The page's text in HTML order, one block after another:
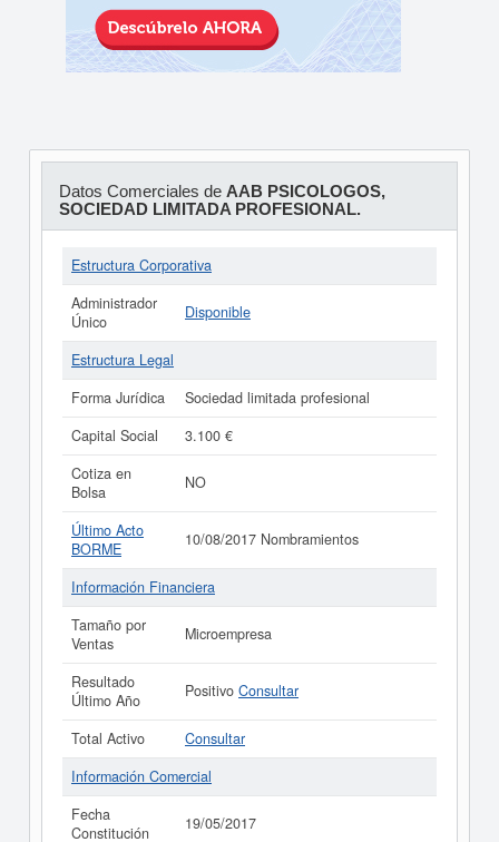
Datos Comerciales de AAB PSICOLOGOS,
SOCIEDAD LIMITADA PROFESIONAL.
Estructura Corporativa
Administrador
Único
Disponible
Estructura Legal
Forma Jurídica
Sociedad limitada profesional
Capital Social
3.100 €
Cotiza en
Bolsa
NO
Último Acto
BORME
10/08/2017 Nombramientos
Información Financiera
Tamaño por
Ventas
Microempresa
Resultado
Último Año
Positivo Consultar
Total Activo
Consultar
Información Comercial
Fecha
Constitución
19/05/2017